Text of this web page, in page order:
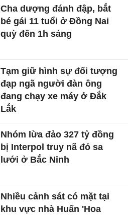
Cha dượng đánh đập, bắt
bé gái 11 tuổi ở Đồng Nai
quỳ đến 1h sáng
Tạm giữ hình sự đối tượng
đạp ngã người đàn ông
đang chạy xe máy ở Đắk
Lắk
Nhóm lừa đảo 327 tỷ đồng
bị Interpol truy nã đỏ sa
lưới ở Bắc Ninh
Nhiều cảnh sát có mặt tại
khu vực nhà Huấn 'Hoa